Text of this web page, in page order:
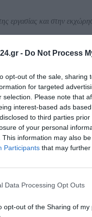
- Do Not Process
opt-out of the sale,
for targeted
selection. Please note that
interest-based ads
to third parties
of your personal
This information may also
Participants that may further
Data Processing Opt Outs
opt-out of the Sharing of my
εργασίας και στην
ΤΟΝ ΣΥΛΛΟΓΙΚΟ
ΕΧΟΥΝ ΜΗΧΑΝΑΚΙ
ΠΡΑΣΙΝΑ ΦΑΝΑΡΙΑ !”.